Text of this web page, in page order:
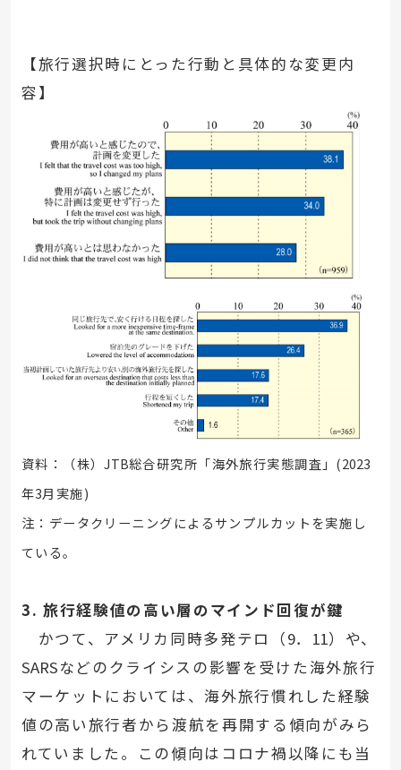
【旅行選択時にとった行動と具体的な変更内
容】
資料：（株）JTB総合研究所「海外旅行実態調査」 (2023
年3月実施)
注：データクリーニングによるサンプルカットを実施し
ている。
3. 旅行経験値の高い層のマインド回復が鍵
かつて、アメリカ同時多発テロ（9． 11）や、
SARSなどのクライシスの影響を受けた海外旅行
マーケットにおいては、海外旅行慣れした経験
値の高い旅行者から渡航を再開する傾向がみら
れていました。この傾向はコロナ禍以降にも当